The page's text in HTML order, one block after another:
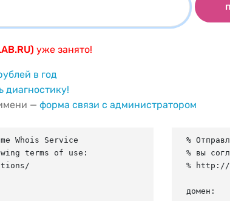
уже занято!
в год
диагностику!
— форма связи с администратором
Whois Service
terms of use:
%
% вы
% http://
домен: